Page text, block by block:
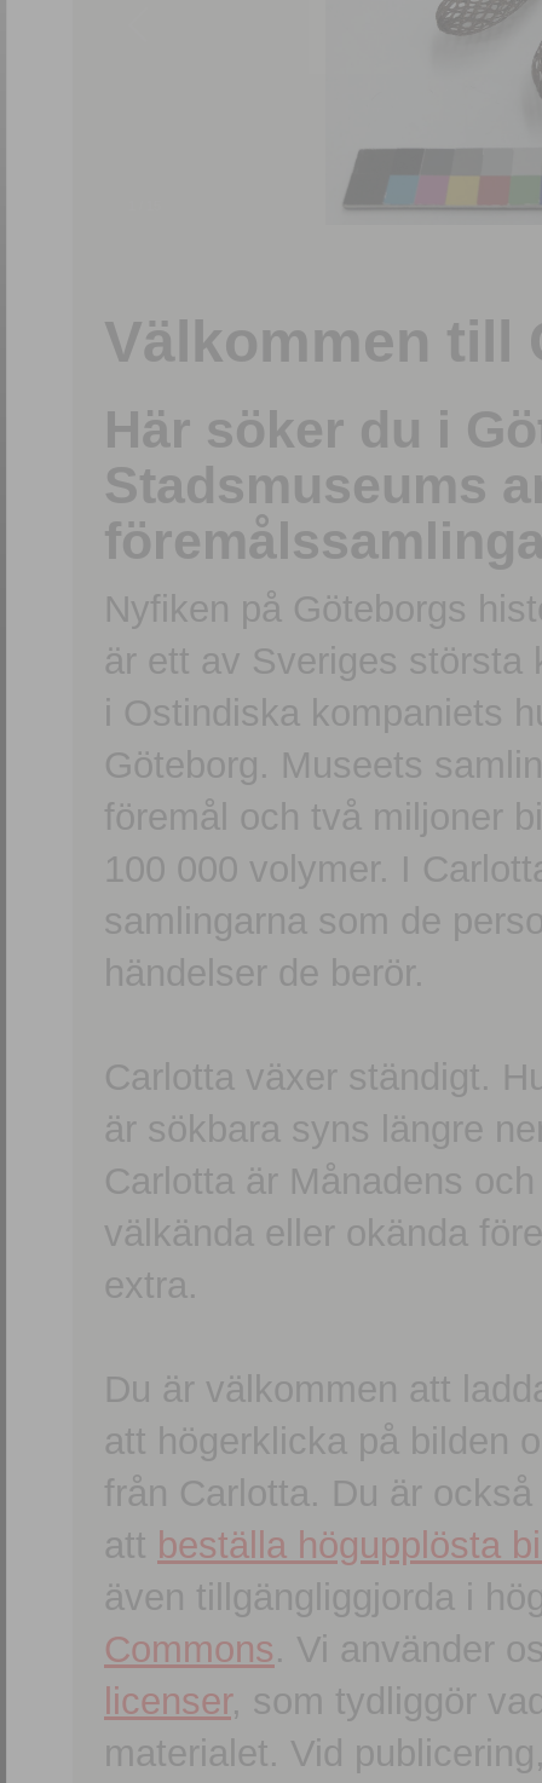
Välkommen till
Här söker du i
Stadsmuseums
Nyfiken på Göteborgs
är ett av Sveriges största
i Ostindiska kompaniets
Göteborg. Museets
föremål och två miljoner
100 000 volymer. I
samlingarna som de
händelser de berör.
Carlotta växer ständigt.
är sökbara syns längre
Carlotta är Månadens
välkända eller okända
extra.
Du är välkommen att
att högerklicka på bilden
från Carlotta. Du är
att beställa högupplösta
även tillgängliggjorda i
Commons. Vi använder
licenser, som tydliggör
materialet. Vid